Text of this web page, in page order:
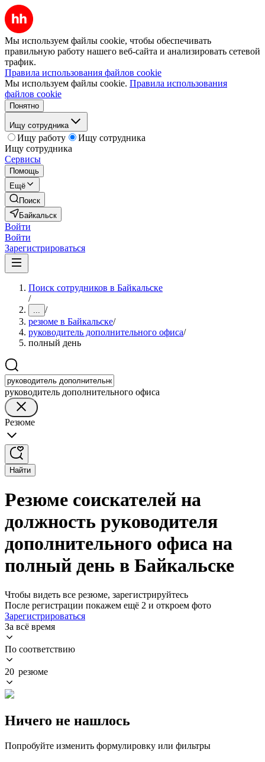
Мы используем файлы cookie, чтобы обеспечивать
правильную работу нашего веб-сайта и анализировать сетевой
трафик.
Правила использования файлов cookie
Мы используем файлы cookie. Правила использования
файлов cookie
Понятно
Ищу сотрудника
Ищу работу
Ищу сотрудника
Ищу сотрудника
Сервисы
Помощь
Ещё
Поиск
Байкальск
Войти
Войти
Зарегистрироваться
Поиск сотрудников в Байкальске
/
... /
резюме в Байкальске/
руководитель дополнительного офиса/
полный день
руководитель дополнительного офиса
Резюме
Найти
Резюме соискателей на
должность руководителя
дополнительного офиса на
полный день в Байкальске
Чтобы видеть все резюме, зарегистрируйтесь
После регистрации покажем ещё 2 и откроем фото
Зарегистрироваться
За всё время
По соответствию
20 резюме
Ничего не нашлось
Попробуйте изменить формулировку или фильтры